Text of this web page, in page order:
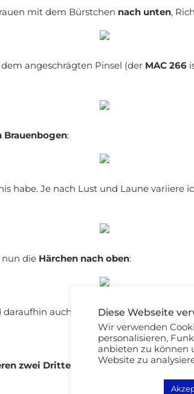
mit dem Bürstchen nach unten,
angeschrägten Pinsel (der MAC 266
Brauenbogen:
habe. Je nach Lust und Laune variiere
die Härchen nach oben:
daraufhin auch definiert:
zwei Drittel
der Augenbraue
Diese Webseite
Wir verwenden
personalisieren,
anbieten zu können
Website zu